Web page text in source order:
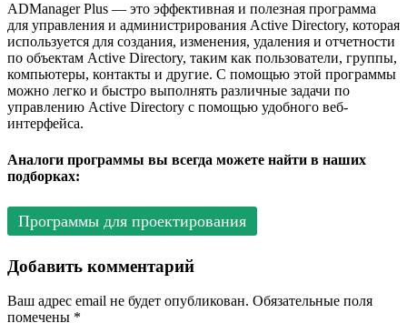
ADManager Plus — это эффективная и полезная программа
для управления и администрирования Active Directory, которая
используется для создания, изменения, удаления и отчетности
по объектам Active Directory, таким как пользователи, группы,
компьютеры, контакты и другие. С помощью этой программы
можно легко и быстро выполнять различные задачи по
управлению Active Directory с помощью удобного веб-
интерфейса.
Аналоги программы вы всегда можете найти в наших
подборках:
Программы для проектирования
Добавить комментарий
Ваш адрес email не будет опубликован. Обязательные поля
помечены *